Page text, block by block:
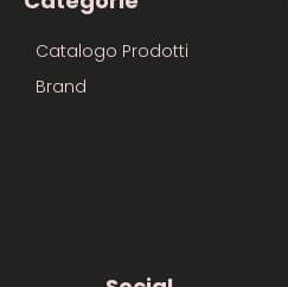
Catalogo Prodotti
Brand